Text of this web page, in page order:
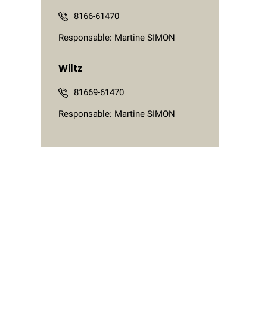
8166-61470
Responsable: Martine SIMON
Wiltz
81669-61470
Responsable: Martine SIMON